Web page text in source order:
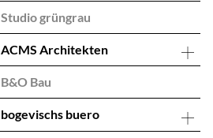
Studio grüngrau
ACMS Architekten
B&O Bau
bogevischs buero